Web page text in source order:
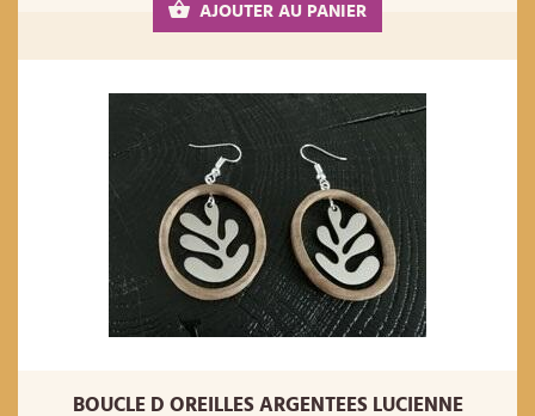
AJOUTER AU PANIER
BOUCLE D OREILLES ARGENTEES LUCIENNE